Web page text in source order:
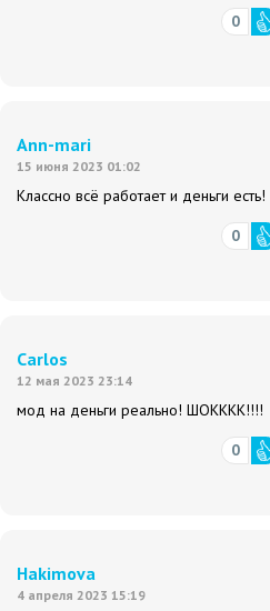
0
Ann-mari
15 июня 2023 01:02
Классно всё работает и деньги есть!
0
Carlos
12 мая 2023 23:14
мод на деньги реально! ШОКККК!!!!
0
Hakimova
4 апреля 2023 15:19